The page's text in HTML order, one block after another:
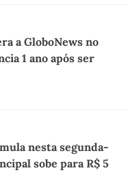
a GloboNews no
1 ano após ser
nesta segunda-
sobe para R$ 5